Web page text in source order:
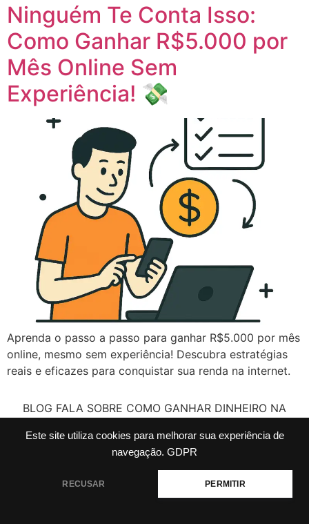
Este site utiliza cookies para melhorar sua experiência de
navegação. GDPR
RECUSAR PERMITIR
Ninguém Te Conta Isso:
Como Ganhar R$5.000 por
Mês Online Sem
Experiência! 💸
Aprenda o passo a passo para ganhar R$5.000 por mês
online, mesmo sem experiência! Descubra estratégias
reais e eficazes para conquistar sua renda na internet.
BLOG FALA SOBRE COMO GANHAR DINHEIRO NA
ARTIFICIAL E MARKETING DE AFILIADOS.
sobre
Política de Privacidade